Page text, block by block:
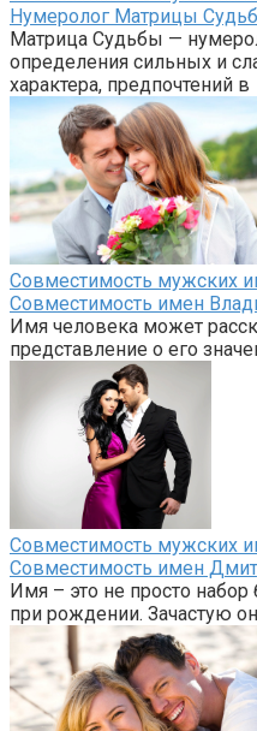
Нумеролог Матрицы
Матрица Судьбы —
определения сильных и
характера, предпочтений в
Совместимость мужских
Совместимость имен
Имя человека может
представление о его
Совместимость мужских
Совместимость имен
Имя – это не просто
при рождении. Зачастую